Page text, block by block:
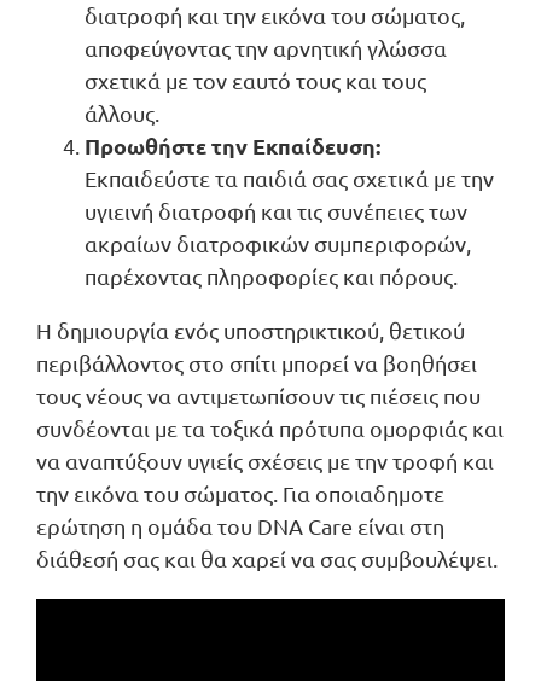
διατροφή και την εικόνα του σώματος,
αποφεύγοντας την αρνητική γλώσσα
σχετικά με τον εαυτό τους και τους
άλλους.
Προωθήστε την Εκπαίδευση:
Εκπαιδεύστε τα παιδιά σας σχετικά με την
υγιεινή διατροφή και τις συνέπειες των
ακραίων διατροφικών συμπεριφορών,
παρέχοντας πληροφορίες και πόρους.
Η δημιουργία ενός υποστηρικτικού, θετικού
περιβάλλοντος στο σπίτι μπορεί να βοηθήσει
τους νέους να αντιμετωπίσουν τις πιέσεις που
συνδέονται με τα τοξικά πρότυπα ομορφιάς και
να αναπτύξουν υγιείς σχέσεις με την τροφή και
την εικόνα του σώματος. Για οποιαδημοτε
ερώτηση η ομάδα του DNA Care είναι στη
διάθεσή σας και θα χαρεί να σας συμβουλέψει.